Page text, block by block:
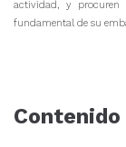
actividad, y
fundamental de su